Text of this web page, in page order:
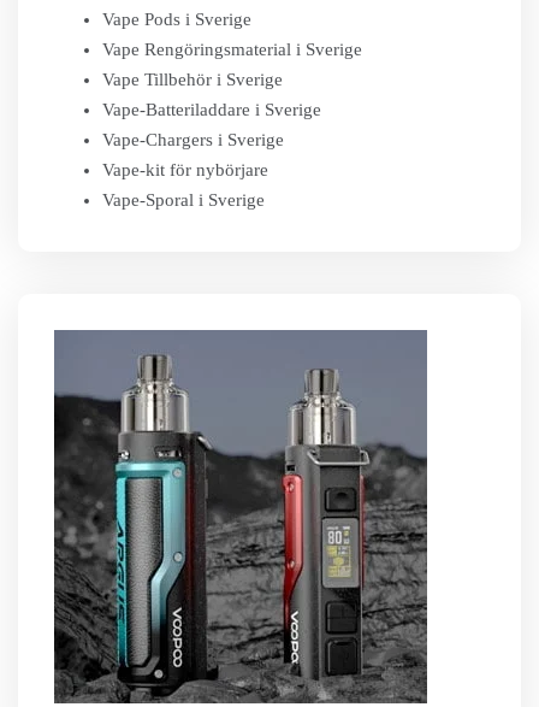
Vape Pods i Sverige
Vape Rengöringsmaterial i Sverige
Vape Tillbehör i Sverige
Vape-Batteriladdare i Sverige
Vape-Chargers i Sverige
Vape-kit för nybörjare
Vape-Sporal i Sverige